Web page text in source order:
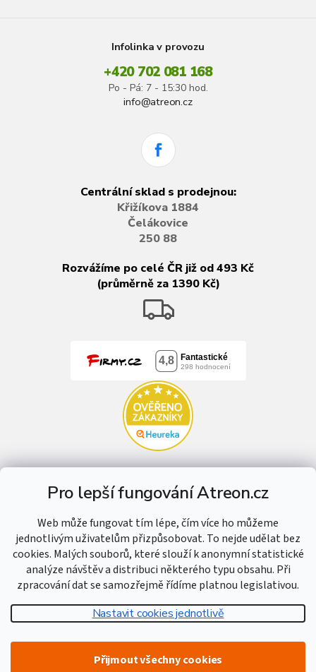
Pro lepší fungování Atreon.cz
Web může fungovat tím lépe, čím více ho můžeme
jednotlivým uživatelům přizpůsobovat. To nejde udělat bez
cookies. Malých souborů, které slouží k anonymní statistické
analýze návštěv a distribuci některého typu obsahu. Při
zpracování dat se samozřejmě řídíme platnou legislativou.
Nastavit cookies jednotlivě
Přijmout všechny cookies
Infolinka v provozu
+420 702 081 168
Po - Pá: 7 - 15:30 hod.
info@atreon.cz
Centrální sklad s prodejnou:
Křižíkova 1884
Čelákovice
250 88
Rozvážíme po celé ČR již od 493 Kč
(průměrně za 1390 Kč)
Vytvořil Shoptet
Atreon - Hutní materiál. Všechna práva vyhrazena.